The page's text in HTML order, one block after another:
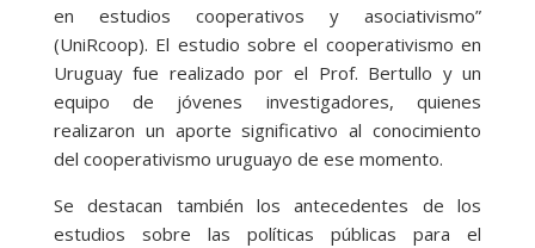
en estudios cooperativos y asociativismo”
(UniRcoop). El estudio sobre el cooperativismo en
Uruguay fue realizado por el Prof. Bertullo y un
equipo de jóvenes investigadores, quienes
realizaron un aporte significativo al conocimiento
del cooperativismo uruguayo de ese momento.
Se destacan también los antecedentes de los
estudios sobre las políticas públicas para el